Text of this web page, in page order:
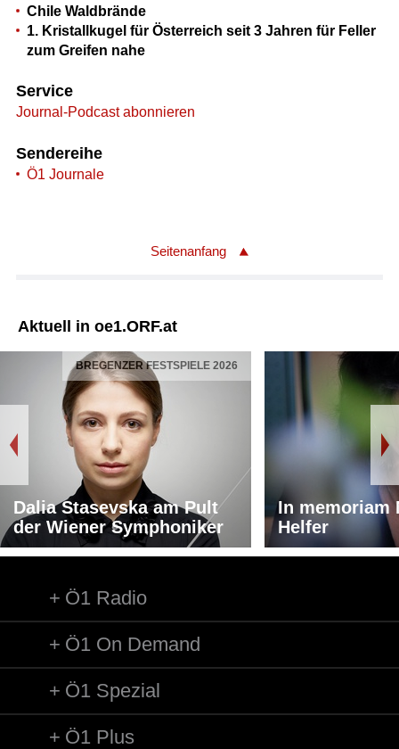
Chile Waldbrände
1. Kristallkugel für Österreich seit 3 Jahren für Feller
zum Greifen nahe
Service
Journal-Podcast abonnieren
Sendereihe
Ö1 Journale
Seitenanfang
Aktuell in oe1.ORF.at
BREGENZER FESTSPIELE 2026
Dalia Stasevska am Pult
der Wiener Symphoniker
In memoriam
Helfer
Ö1 Radio
Ö1 On Demand
Ö1 Spezial
Ö1 Plus